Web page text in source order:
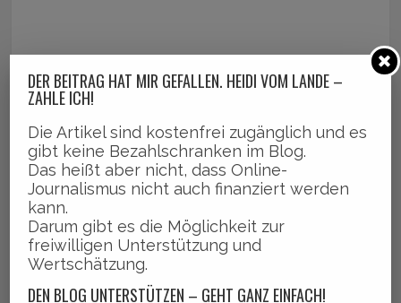
DER BEITRAG HAT MIR GEFALLEN. HEIDI VOM LANDE –
ZAHLE ICH!
Die Artikel sind kostenfrei zugänglich und es
gibt keine Bezahlschranken im Blog.
Das heißt aber nicht, dass Online-
Journalismus nicht auch finanziert werden
kann.
Darum gibt es die Möglichkeit zur
freiwilligen Unterstützung und
Wertschätzung.
DEN BLOG UNTERSTÜTZEN – GEHT GANZ EINFACH!